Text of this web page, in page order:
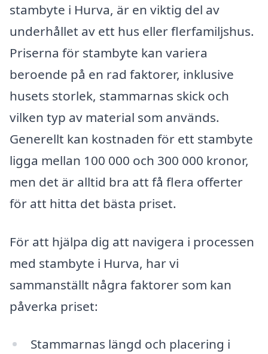
stambyte i Hurva, är en viktig del av
underhållet av ett hus eller flerfamiljshus.
Priserna för stambyte kan variera
beroende på en rad faktorer, inklusive
husets storlek, stammarnas skick och
vilken typ av material som används.
Generellt kan kostnaden för ett stambyte
ligga mellan 100 000 och 300 000 kronor,
men det är alltid bra att få flera offerter
för att hitta det bästa priset.
För att hjälpa dig att navigera i processen
med stambyte i Hurva, har vi
sammanställt några faktorer som kan
påverka priset:
Stammarnas längd och placering i